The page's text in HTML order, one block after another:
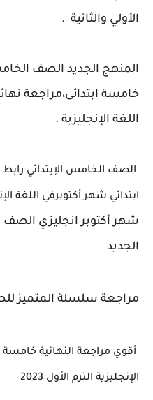
الأولي والثانية .
خامسة ابتدائى،مراجعة
اللغة الإنجليزية .
الصف الخامس الإبتدائي
ابتدائي شهر أكتوبرفي اللغة
شهر أكتوبر انجليزي الصف
الجديد
مراجعة سلسلة المتميز
أقوي مراجعة النهائية خامسة
الإنجليزية الترم الأول 2023